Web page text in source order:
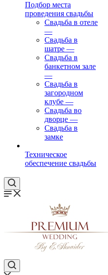
Подбор места
проведения свадьбы
Свадьба в отеле
—
Свадьба в
шатре —
Свадьба в
банкетном зале
—
Свадьба в
загородном
клубе —
Свадьба во
дворце —
Свадьба в
замке
Техническое
обеспечение свадьбы